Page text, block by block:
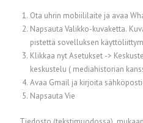
Ota uhrin mobiililaite ja avaa
Napsauta Valikko-kuvaketta.
pistettä sovelluksen
Klikkaa nyt Asetukset ->
keskustelu ( mediahistorian
Avaa Gmail ja kirjoita
Napsauta Vie